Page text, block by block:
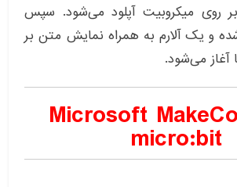
روی میکروبیت آپلود می‌شود. سپس
و یک آلارم به همراه نمایش متن بر
می‌شود.
Microsoft
micro:bit